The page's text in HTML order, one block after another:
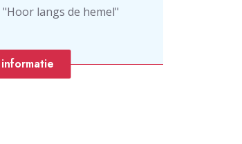
langs de hemel"